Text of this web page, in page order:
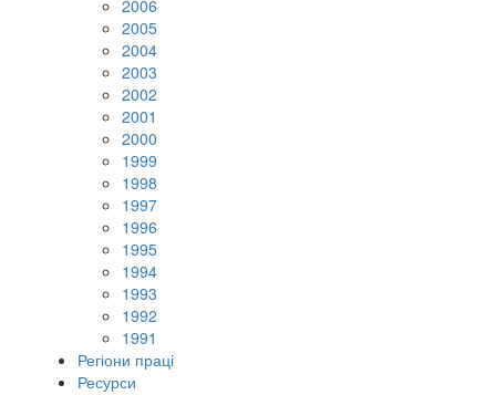
2006
2005
2004
2003
2002
2001
2000
1999
1998
1997
1996
1995
1994
1993
1992
1991
Регіони праці
Ресурси